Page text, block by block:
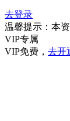
去登录
温馨提示：本
VIP专属
VIP免费， 去开